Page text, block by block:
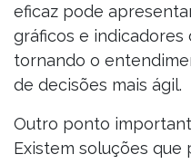
eficaz pode
gráficos e
tornando o
de decisões mais ágil.
Outro ponto
Existem soluções que